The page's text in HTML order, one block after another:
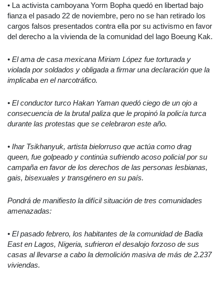
• La activista camboyana Yorm Bopha quedó en libertad bajo
fianza el pasado 22 de noviembre, pero no se han retirado los
cargos falsos presentados contra ella por su activismo en favor
del derecho a la vivienda de la comunidad del lago Boeung Kak.
• El ama de casa mexicana Miriam López fue torturada y
violada por soldados y obligada a firmar una declaración que la
implicaba en el narcotráfico.
• El conductor turco Hakan Yaman quedó ciego de un ojo a
consecuencia de la brutal paliza que le propinó la policía turca
durante las protestas que se celebraron este año.
• Ihar Tsikhanyuk, artista bielorruso que actúa como drag
queen, fue golpeado y continúa sufriendo acoso policial por su
campaña en favor de los derechos de las personas lesbianas,
gais, bisexuales y transgénero en su país.
Pondrá de manifiesto la difícil situación de tres comunidades
amenazadas:
• El pasado febrero, los habitantes de la comunidad de Badia
East en Lagos, Nigeria, sufrieron el desalojo forzoso de sus
casas al llevarse a cabo la demolición masiva de más de 2.237
viviendas.